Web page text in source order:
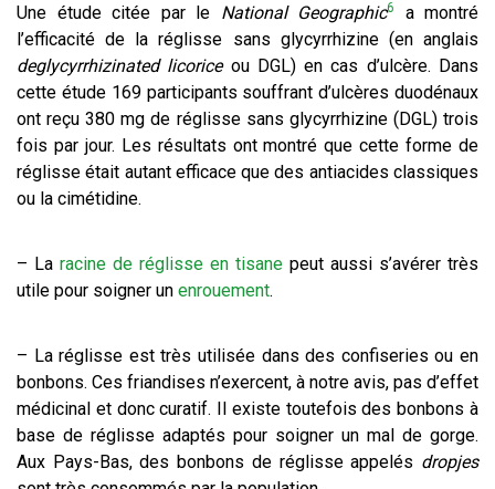
Une étude citée par le National Geographic6
a montré
l’efficacité de la réglisse sans glycyrrhizine (en anglais
deglycyrrhizinated licoriceou DGL) en cas d’ulcère. Dans
cette étude 169 participants souffrant d’ulcères duodénaux
ont reçu 380 mg de réglisse sans glycyrrhizine (DGL) trois
fois par jour. Les résultats ont montré que cette forme de
réglisse était autant efficace que des antiacides classiques
ou la cimétidine.
– La racine de réglisse en tisane peut aussi s’avérer très
utile pour soigner un enrouement.
– La réglisse est très utilisée dans des confiseries ou en
bonbons. Ces friandises n’exercent, à notre avis, pas d’effet
médicinal et donc curatif. Il existe toutefois des bonbons à
base de réglisse adaptés pour soigner un mal de gorge.
Aux Pays-Bas, des bonbons de réglisse appelés dropjes